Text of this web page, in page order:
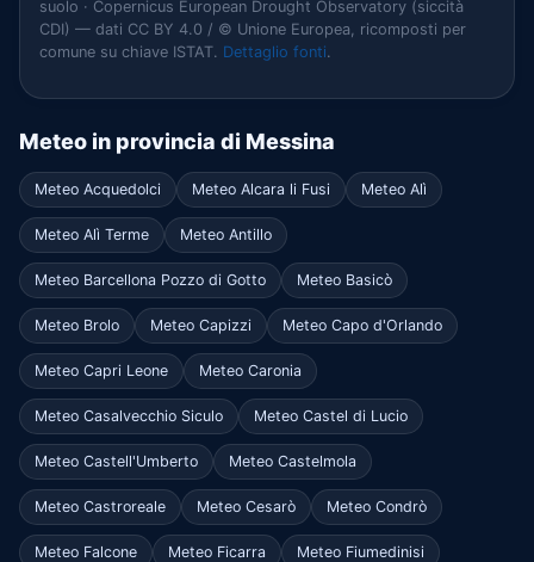
suolo · Copernicus European Drought Observatory (siccità
CDI) — dati CC BY 4.0 / © Unione Europea, ricomposti per
comune su chiave ISTAT. Dettaglio fonti.
Meteo in provincia di Messina
Meteo Acquedolci Meteo Alcara li Fusi Meteo Alì
Meteo Alì Terme Meteo Antillo
Meteo Barcellona Pozzo di Gotto Meteo Basicò
Meteo Brolo Meteo Capizzi Meteo Capo d'Orlando
Meteo Capri Leone Meteo Caronia
Meteo Casalvecchio Siculo Meteo Castel di Lucio
Meteo Castell'Umberto Meteo Castelmola
Meteo Castroreale Meteo Cesarò Meteo Condrò
Meteo Falcone Meteo Ficarra Meteo Fiumedinisi